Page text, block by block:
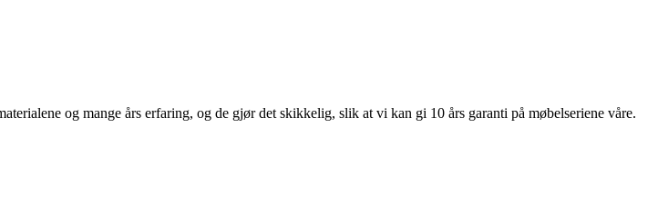
og mange års erfaring, og de gjør det skikkelig, slik at vi kan gi 10 års garanti på møbelseriene våre.